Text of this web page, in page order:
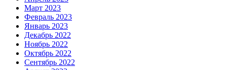
Март 2023
Февраль 2023
Январь 2023
Декабрь 2022
Ноябрь 2022
Октябрь 2022
Сентябрь 2022